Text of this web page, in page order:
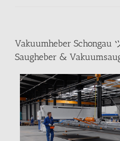
Vakuumheber Schongau
Saugheber &